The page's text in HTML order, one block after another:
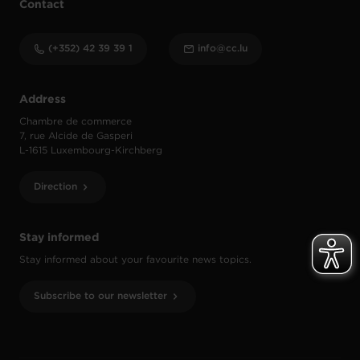
Stay informed
Stay informed about your favourite news topics.
Subscribe to our newsletter
Address
Chambre de commerce
7, rue Alcide de Gasperi
L-1615 Luxembourg-Kirchberg
Direction
Contact
(+352) 42 39 39 1 info@cc.lu